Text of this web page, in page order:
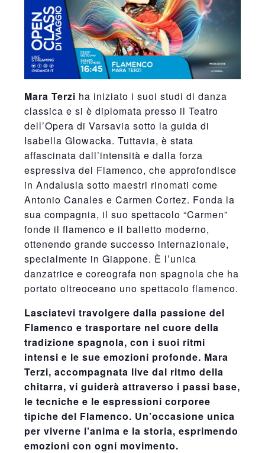
Mara Terzi ha iniziato i suoi studi di danza
classica e si è diplomata presso il Teatro
dell’Opera di Varsavia sotto la guida di
Isabella Glowacka. Tuttavia, è stata
affascinata dall’intensità e dalla forza
espressiva del Flamenco, che approfondisce
in Andalusia sotto maestri rinomati come
Antonio Canales e Carmen Cortez. Fonda la
sua compagnia, il suo spettacolo “Carmen”
fonde il flamenco e il balletto moderno,
ottenendo grande successo internazionale,
specialmente in Giappone. È l’unica
danzatrice e coreografa non spagnola che ha
portato oltreoceano uno spettacolo flamenco.
Lasciatevi travolgere dalla passione del
Flamenco e trasportare nel cuore della
tradizione spagnola, con i suoi ritmi
intensi e le sue emozioni profonde. Mara
Terzi, accompagnata live dal ritmo della
chitarra, vi guiderà attraverso i passi base,
le tecniche e le espressioni corporee
tipiche del Flamenco. Un’occasione unica
per viverne l’anima e la storia, esprimendo
emozioni con ogni movimento.